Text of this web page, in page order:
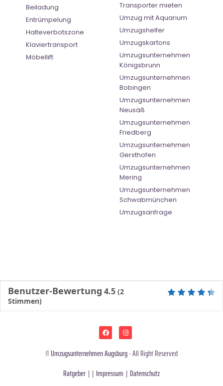
Beiladung
Entrümpelung
Halteverbotszone
Klaviertransport
Möbellift
Transporter mieten
Umzug mit Aquarium
Umzugshelfer
Umzugskartons
Umzugsunternehmen
Königsbrunn
Umzugsunternehmen
Bobingen
Umzugsunternehmen
Neusäß
Umzugsunternehmen
Friedberg
Umzugsunternehmen
Gersthofen
Umzugsunternehmen
Mering
Umzugsunternehmen
Schwabmünchen
Umzugsanfrage
Benutzer-Bewertung 4.5 (2
Stimmen)
©Umzugsunternehmen Augsburg- All Right Reserved
Ratgeber | | Impressum | Datenschutz